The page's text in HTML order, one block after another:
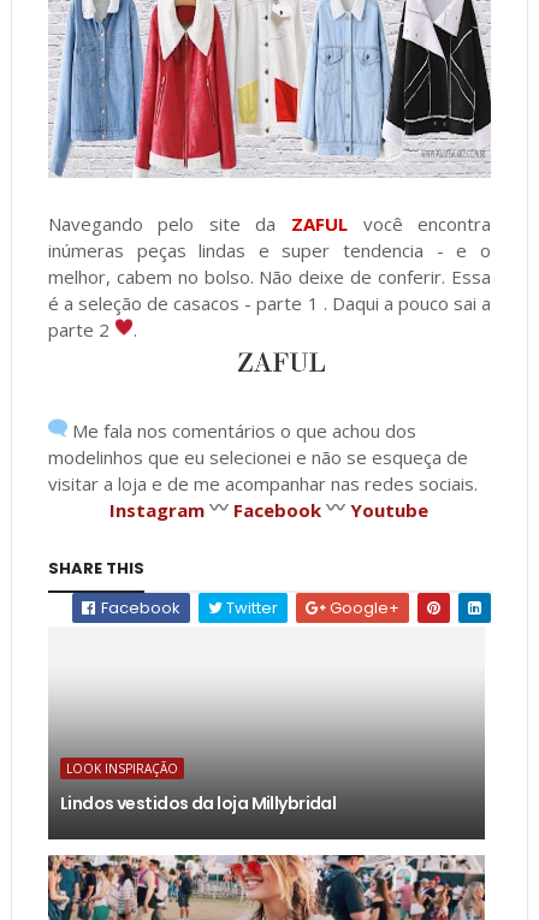
Navegando pelo site da ZAFUL você encontra
inúmeras peças lindas e super tendencia - e o
melhor, cabem no bolso. Não deixe de conferir. Essa
é a seleção de casacos - parte 1 . Daqui a pouco sai a
parte 2
.
Me fala nos comentários o que achou dos
modelinhos que eu selecionei e não se esqueça de
visitar a loja e de me acompanhar nas redes sociais.
Instagram
Facebook Youtube
SHARE THIS
Facebook
Twitter Google+
LOOK INSPIRAÇÃO
Lindos vestidos da loja Millybridal